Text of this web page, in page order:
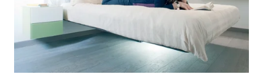
MALUKU